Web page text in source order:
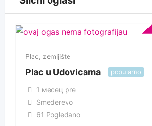
Plac, zemljište
Plac u Udovicama popularno
1 месец pre
Smederevo
61 Pogledano